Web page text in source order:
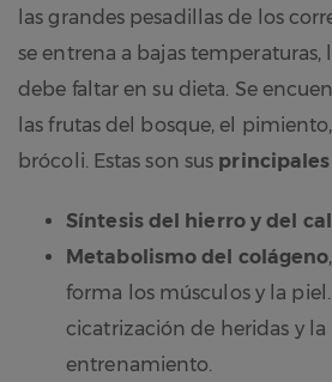
las grandes pesadillas de los
se entrena a bajas temperaturas,
debe faltar en su dieta. Se
las frutas del bosque, el
brócoli. Estas son sus
Síntesis del hierro y del
Metabolismo del colágeno
forma los músculos y la
cicatrización de heridas y
entrenamiento.